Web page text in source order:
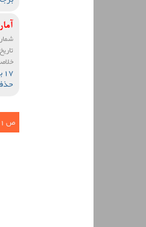
ص 1 از 432